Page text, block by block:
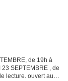
de 19h à
SEPTEMBRE , de
lecture. ouvert aux